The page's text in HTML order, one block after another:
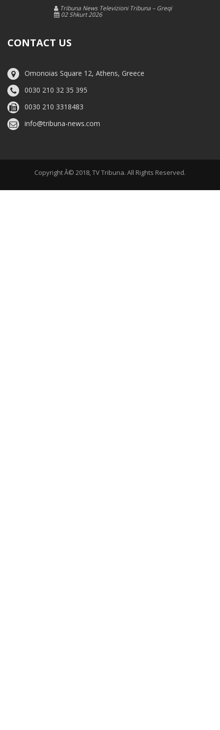
Tribuna News Televizioni Tribuna – Greqi
02 Shkurt 2026
CONTACT US
Omonoias Square 12, Athens, Greece
0030 210 32 35 395
0030 210 3318483
info@tribuna-news.com
Copyright Â© 2018, TV Tribuna. All Rights Reserved.